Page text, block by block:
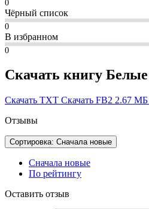
0
Чёрный список
0
В избранном
0
Скачать книгу
Скачать TXT Скачать FB2 2.67 МБ
Отзывы
Сортировка: Сначала новые
Сначала новые
По рейтингу
Оставить отзыв